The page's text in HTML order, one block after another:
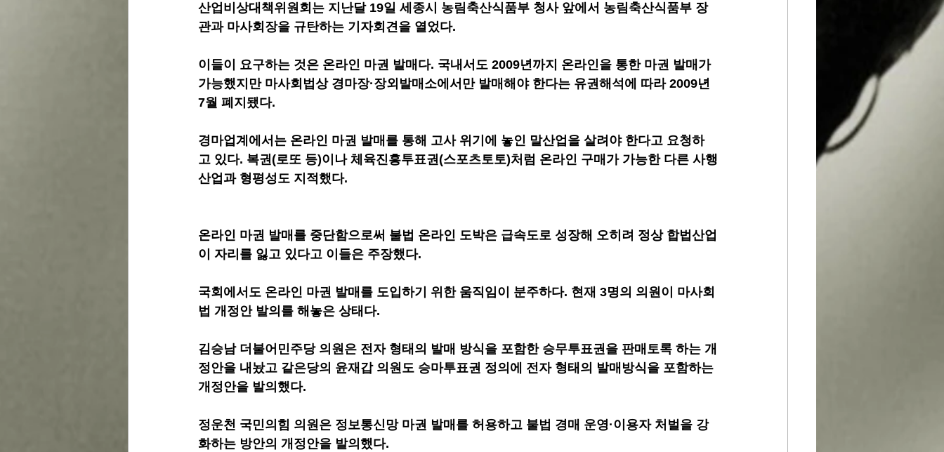
산업비상대책위원회는 지난달 19일 세종시 농림축산식품부 청사 앞에서 농림축산식품부 장
관과 마사회장을 규탄하는 기자회견을 열었다.
이들이 요구하는 것은 온라인 마권 발매다. 국내서도 2009년까지 온라인을 통한 마권 발매가
가능했지만 마사회법상 경마장·장외발매소에서만 발매해야 한다는 유권해석에 따라 2009년
7월 폐지됐다.
경마업계에서는 온라인 마권 발매를 통해 고사 위기에 놓인 말산업을 살려야 한다고 요청하
고 있다. 복권(로또 등)이나 체육진흥투표권(스포츠토토)처럼 온라인 구매가 가능한 다른 사행
산업과 형평성도 지적했다.
온라인 마권 발매를 중단함으로써 불법 온라인 도박은 급속도로 성장해 오히려 정상 합법산업
이 자리를 잃고 있다고 이들은 주장했다.
국회에서도 온라인 마권 발매를 도입하기 위한 움직임이 분주하다. 현재 3명의 의원이 마사회
법 개정안 발의를 해놓은 상태다.
김승남 더불어민주당 의원은 전자 형태의 발매 방식을 포함한 승무투표권을 판매토록 하는 개
정안을 내놨고 같은당의 윤재갑 의원도 승마투표권 정의에 전자 형태의 발매방식을 포함하는
개정안을 발의했다.
정운천 국민의힘 의원은 정보통신망 마권 발매를 허용하고 불법 경매 운영·이용자 처벌을 강
화하는 방안의 개정안을 발의했다.